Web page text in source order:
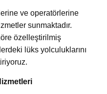
ve operatörlerine
sunmaktadır.
özelleştirilmiş
lüks yolculuklarını